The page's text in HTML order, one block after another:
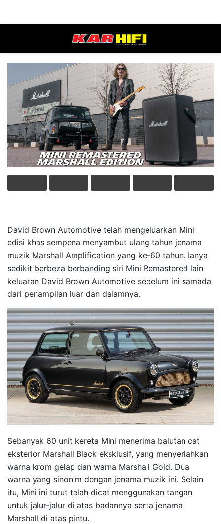
David Brown Automotive telah mengeluarkan Mini
edisi khas sempena menyambut ulang tahun jenama
muzik Marshall Amplification yang ke-60 tahun. Ianya
sedikit berbeza berbanding siri Mini Remastered lain
keluaran David Brown Automotive sebelum ini samada
dari penampilan luar dan dalamnya.
Sebanyak 60 unit kereta Mini menerima balutan cat
eksterior Marshall Black eksklusif, yang menyerlahkan
warna krom gelap dan warna Marshall Gold. Dua
warna yang sinonim dengan jenama muzik ini. Selain
itu, Mini ini turut telah dicat menggunakan tangan
untuk jalur-jalur di atas badannya serta jenama
Marshall di atas pintu.